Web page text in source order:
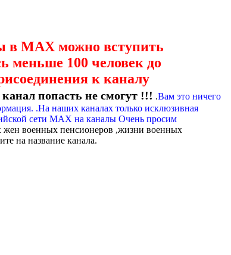
в МАХ можно вступить
меньше 100 человек до
к каналу
попасть не смогут !!! .Вам это ничего
.На наших каналах только исклюзивная
сети МАХ на каналы Очень просим
военных пенсионеров ,жизни военных
на название канала.